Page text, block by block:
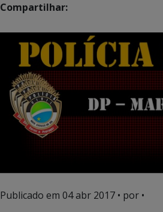
Compartilhar:
Publicado em 04 abr 2017 • por •